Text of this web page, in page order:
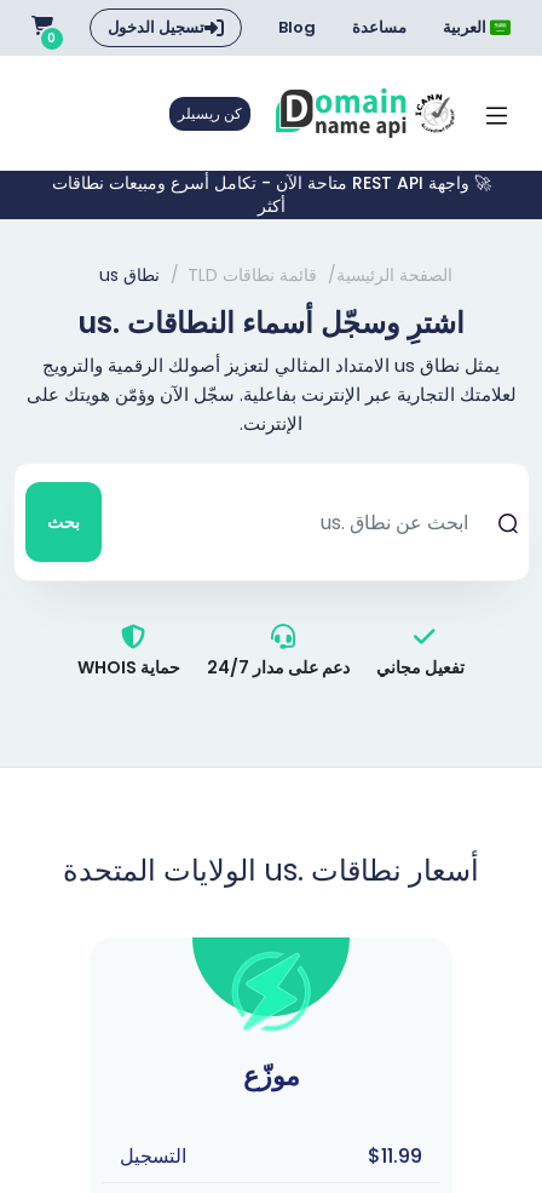
العربية مساعدة Blog تسجيل الدخول 0
كن ريسيلر
🚀 واجهة REST API متاحة الآن - تكامل أسرع ومبيعات نطاقات
أكثر
الصفحة الرئيسية قائمة نطاقات TLD نطاق us
اشترِ وسجّل أسماء النطاقات .us
يمثل نطاق us الامتداد المثالي لتعزيز أصولك الرقمية والترويج
لعلامتك التجارية عبر الإنترنت بفاعلية. سجّل الآن وؤمّن هويتك على
الإنترنت.
بحث
تفعيل مجاني دعم على مدار 24/7 حماية WHOIS
أسعار نطاقات .us الولايات المتحدة
موزّع
$11.99
التسجيل